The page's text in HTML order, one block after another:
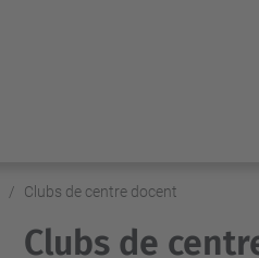
Clubs de centre docent
Clubs de